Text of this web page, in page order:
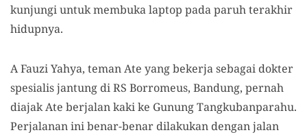
kunjungi untuk membuka laptop pada paruh terakhir
hidupnya.
A Fauzi Yahya, teman Ate yang bekerja sebagai dokter
spesialis jantung di RS Borromeus, Bandung, pernah
diajak Ate berjalan kaki ke Gunung Tangkubanparahu.
Perjalanan ini benar-benar dilakukan dengan jalan